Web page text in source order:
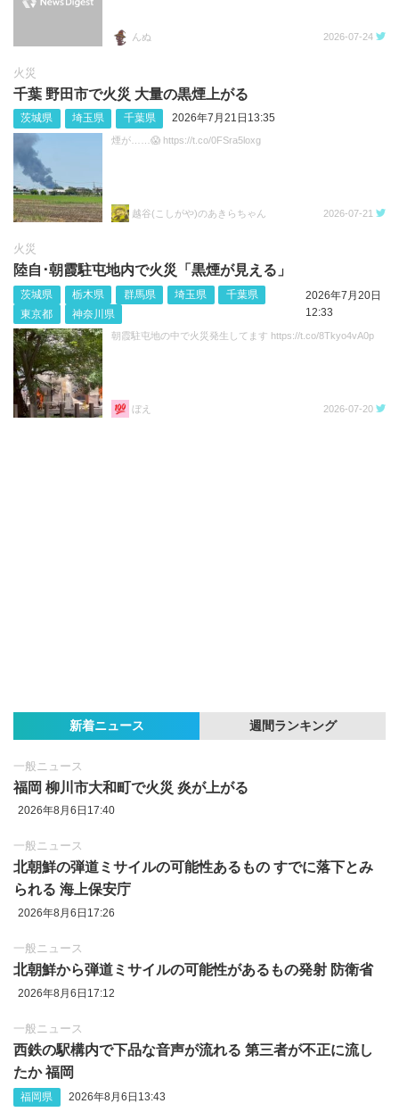
んぬ 2026-07-24
火災
千葉 野田市で火災 大量の黒煙上がる
茨城県 埼玉県 千葉県 2026年7月21日13:35
煙が……😱 https://t.co/0FSra5loxg
越谷(こしがや)のあきらちゃん 2026-07-21
火災
陸自･朝霞駐屯地内で火災「黒煙が見える」
茨城県 栃木県 群馬県 埼玉県
千葉県
東京都
神奈川県
2026年7月20日
12:33
朝霞駐屯地の中で火災発生してます https://t.co/8Tkyo4vA0p
ぼえ 2026-07-20
新着ニュース 週間ランキング
一般ニュース
福岡 柳川市大和町で火災 炎が上がる
2026年8月6日17:40
一般ニュース
北朝鮮の弾道ミサイルの可能性あるもの すでに落下とみ
られる 海上保安庁
2026年8月6日17:26
一般ニュース
北朝鮮から弾道ミサイルの可能性があるもの発射 防衛省
2026年8月6日17:12
一般ニュース
西鉄の駅構内で下品な音声が流れる 第三者が不正に流し
たか 福岡
福岡県 2026年8月6日13:43